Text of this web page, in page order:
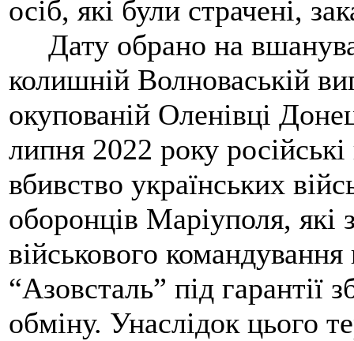
осіб, які були страчені,
Дату обрано на
колишній Волноваській
окупованій Оленівці
липня 2022 року
вбивство українських
оборонців Маріуполя, які
військового
“Азовсталь” під гарантії
обміну. Унаслідок цього